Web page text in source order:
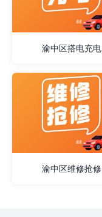
渝中区搭电充电
渝中区维修抢修